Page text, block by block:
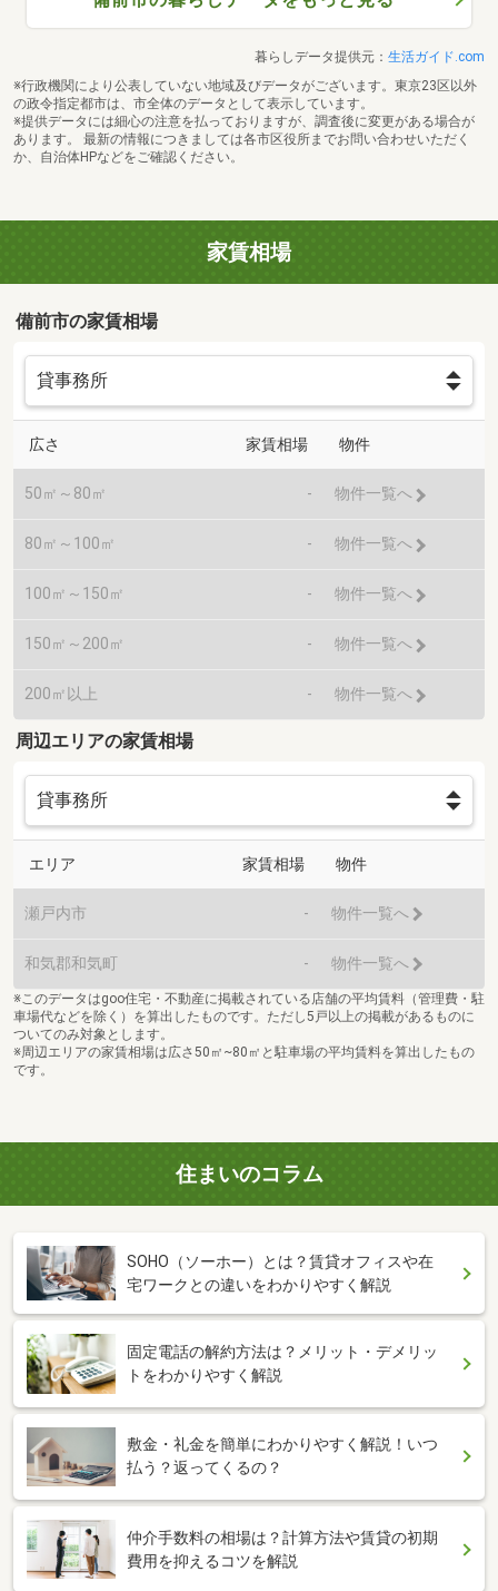
暮らしデータ提供元： 生活ガイド.com
※行政機関により公表していない地域及びデータがございます。東京23区以外
の政令指定都市は、市全体のデータとして表示しています。
※提供データには細心の注意を払っておりますが、調査後に変更がある場合が
あります。 最新の情報につきましては各市区役所までお問い合わせいただく
か、自治体HPなどをご確認ください。
家賃相場
備前市の家賃相場
広さ 家賃相場 物件
50㎡～80㎡ - 物件一覧へ
80㎡～100㎡ - 物件一覧へ
100㎡～150㎡ - 物件一覧へ
150㎡～200㎡ - 物件一覧へ
200㎡以上 - 物件一覧へ
周辺エリアの家賃相場
エリア 家賃相場 物件
瀬戸内市 - 物件一覧へ
和気郡和気町 - 物件一覧へ
※このデータはgoo住宅・不動産に掲載されている店舗の平均賃料（管理費・駐
車場代などを除く）を算出したものです。ただし5戸以上の掲載があるものに
ついてのみ対象とします。
※周辺エリアの家賃相場は広さ50㎡~80㎡と駐車場の平均賃料を算出したもの
です。
住まいのコラム
SOHO（ソーホー）とは？賃貸オフィスや在
宅ワークとの違いをわかりやすく解説
固定電話の解約方法は？メリット・デメリッ
トをわかりやすく解説
敷金・礼金を簡単にわかりやすく解説！いつ
払う？返ってくるの？
仲介手数料の相場は？計算方法や賃貸の初期
費用を抑えるコツを解説